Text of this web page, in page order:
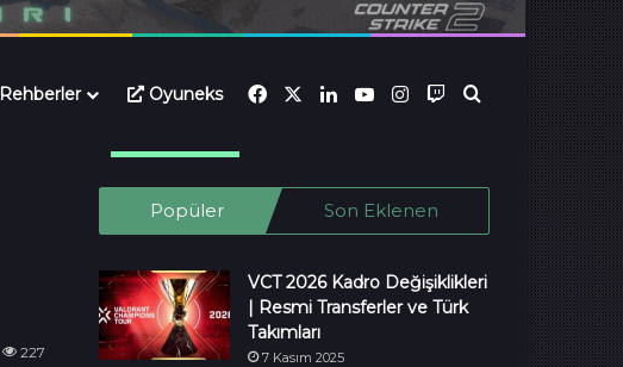
Rehberler Oyuneks FacebookLinkedInYouTubeInstagram
Twitch
227
Popüler Son Eklenen
VCT 2026 Kadro Değişiklikleri
| Resmi Transferler ve Türk
Takımları
7 Kasım 2025